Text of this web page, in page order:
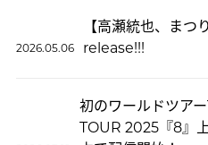
2026.05.06
【高瀬統也、まつ
release!!!
初のワールドツア
TOUR 2025『8』